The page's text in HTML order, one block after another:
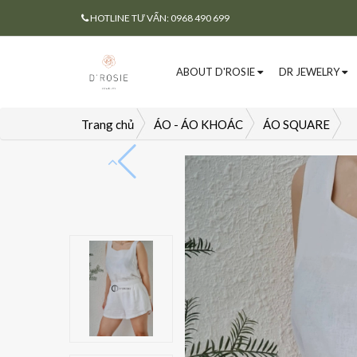
HOTLINE TƯ VẤN: 0968 490 699
ABOUT D'ROSIE DR JEWELRY
Trang chủ ÁO - ÁO KHOÁC ÁO SQUARE